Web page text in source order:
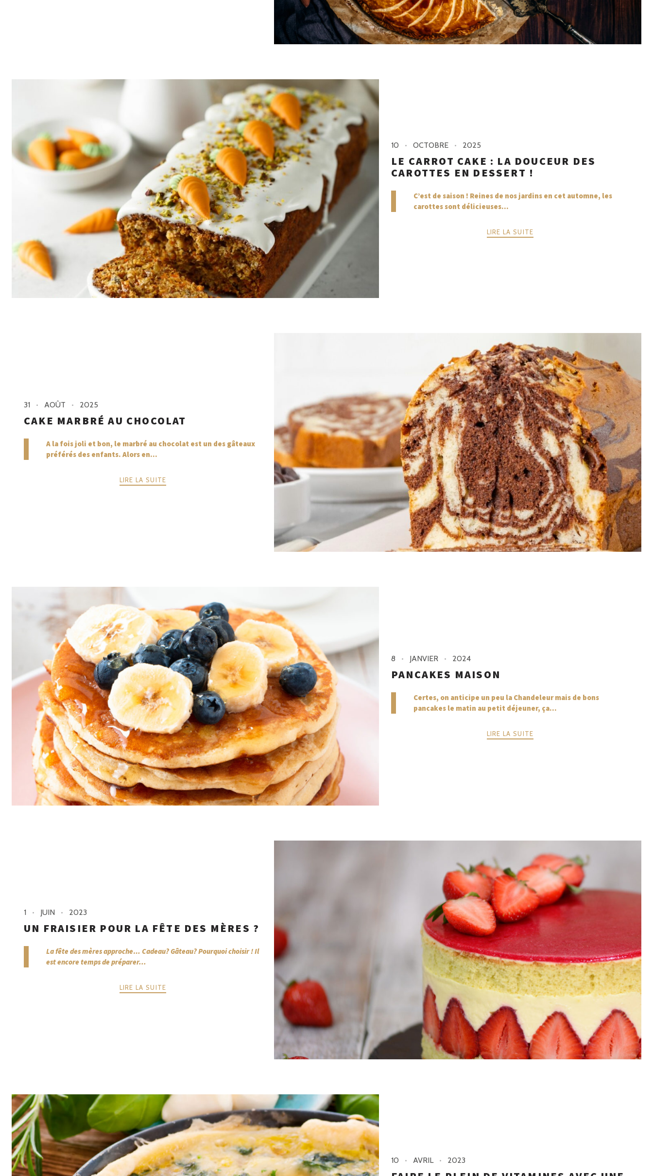
10 OCTOBRE 2025
LE CARROT CAKE : LA DOUCEUR DES
CAROTTES EN DESSERT !
C’est de saison ! Reines de nos jardins en cet automne, les
carottes sont délicieuses...
LIRE LA SUITE
31 AOÛT 2025
CAKE MARBRÉ AU CHOCOLAT
A la fois joli et bon, le marbré au chocolat est un des gâteaux
préférés des enfants. Alors en...
LIRE LA SUITE
8 JANVIER 2024
PANCAKES MAISON
Certes, on anticipe un peu la Chandeleur mais de bons
pancakes le matin au petit déjeuner, ça...
LIRE LA SUITE
1 JUIN 2023
UN FRAISIER POUR LA FÊTE DES MÈRES ?
La fête des mères approche… Cadeau? Gâteau? Pourquoi choisir ! Il
est encore temps de préparer...
LIRE LA SUITE
10 AVRIL 2023